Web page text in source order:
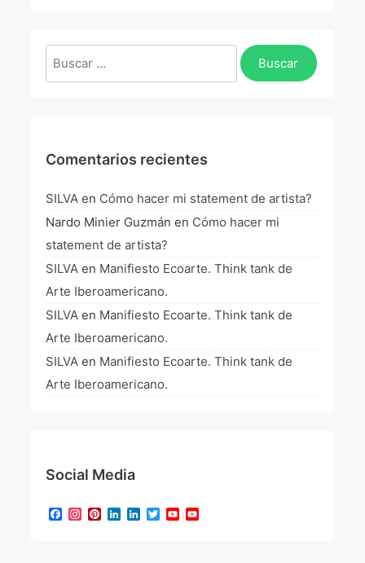
Buscar:
Comentarios recientes
SILVA en Cómo hacer mi statement de artista?
Nardo Minier Guzmán en Cómo hacer mi
statement de artista?
SILVA en Manifiesto Ecoarte. Think tank de
Arte Iberoamericano.
SILVA en Manifiesto Ecoarte. Think tank de
Arte Iberoamericano.
SILVA en Manifiesto Ecoarte. Think tank de
Arte Iberoamericano.
Social Media
Facebook
Instagram
Pinterest
LinkedIn
LinkedIn
TwitterYouTube